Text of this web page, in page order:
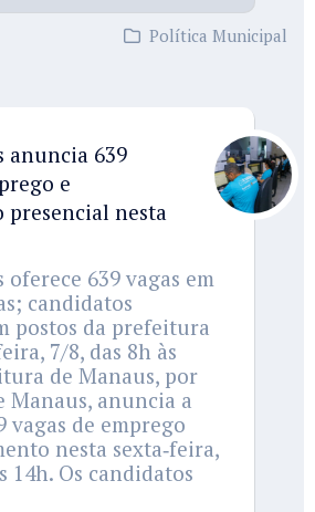
Política Municipal
anuncia 639
e
nesta
oferece 639 vagas em
candidatos
postos da prefeitura
7/8, das 8h às
de Manaus, por
Manaus, anuncia a
vagas de emprego
nesta sexta‑feira,
14h. Os candidatos